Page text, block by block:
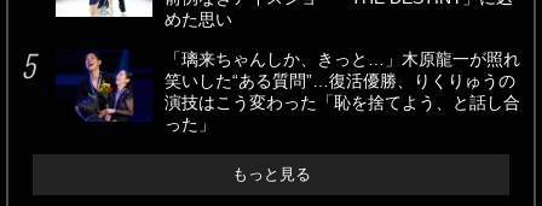
めた思い
「璃来ちゃんしか、きっと…」木原龍一が照れ
笑いした“ある質問”…復活優勝、りくりゅうの
演技はこう変わった「恥を捨てよう、と話し合
った」
もっと見る